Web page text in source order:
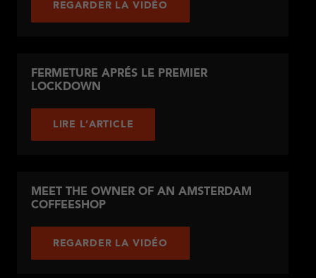
REGARDER LA VIDÉO
FERMETURE APRÉS LE PREMIER
LOCKDOWN
LIRE L’ARTICLE
MEET THE OWNER OF AN AMSTERDAM
COFFEESHOP
REGARDER LA VIDÉO